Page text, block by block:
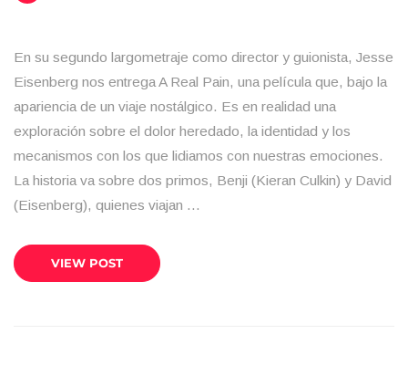
En su segundo largometraje como director y guionista, Jesse
Eisenberg nos entrega A Real Pain, una película que, bajo la
apariencia de un viaje nostálgico. Es en realidad una
exploración sobre el dolor heredado, la identidad y los
mecanismos con los que lidiamos con nuestras emociones.
La historia va sobre dos primos, Benji (Kieran Culkin) y David
(Eisenberg), quienes viajan …
VIEW POST